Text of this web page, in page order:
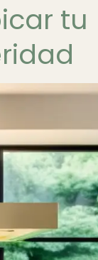
tu